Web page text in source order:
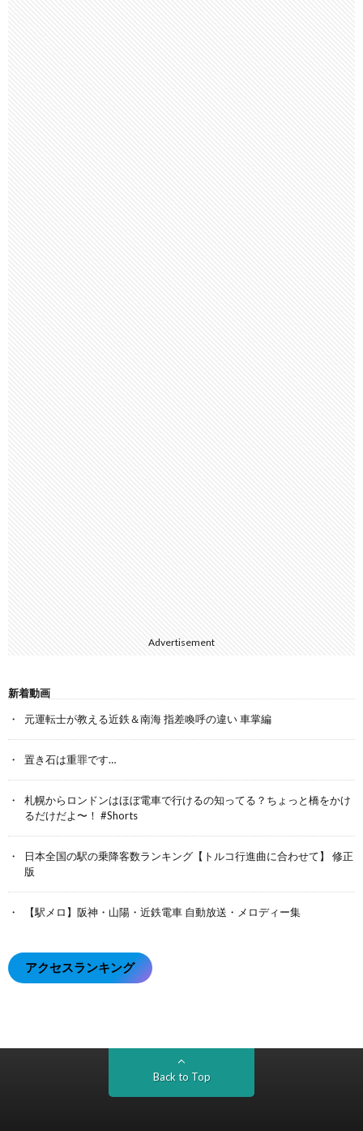
Advertisement
新着動画
元運転士が教える近鉄＆南海 指差喚呼の違い 車掌編
置き石は重罪です…
札幌からロンドンはほぼ電車で行けるの知ってる？ちょっと橋をかけ
るだけだよ〜！ #Shorts
日本全国の駅の乗降客数ランキング【トルコ行進曲に合わせて】 修正
版
【駅メロ】阪神・山陽・近鉄電車 自動放送・メロディー集
アクセスランキング
Back to Top